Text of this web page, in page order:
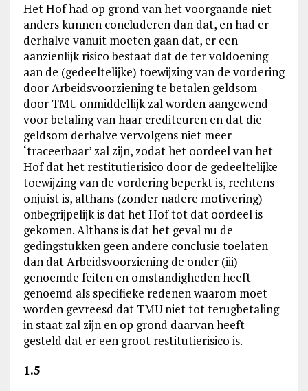
Het Hof had op grond van het voorgaande niet
anders kunnen concluderen dan dat, en had er
derhalve vanuit moeten gaan dat, er een
aanzienlijk risico bestaat dat de ter voldoening
aan de (gedeeltelijke) toewijzing van de vordering
door Arbeidsvoorziening te betalen geldsom
door TMU onmiddellijk zal worden aangewend
voor betaling van haar crediteuren en dat die
geldsom derhalve vervolgens niet meer
‘traceerbaar’ zal zijn, zodat het oordeel van het
Hof dat het restitutierisico door de gedeeltelijke
toewijzing van de vordering beperkt is, rechtens
onjuist is, althans (zonder nadere motivering)
onbegrijpelijk is dat het Hof tot dat oordeel is
gekomen. Althans is dat het geval nu de
gedingstukken geen andere conclusie toelaten
dan dat Arbeidsvoorziening de onder (iii)
genoemde feiten en omstandigheden heeft
genoemd als specifieke redenen waarom moet
worden gevreesd dat TMU niet tot terugbetaling
in staat zal zijn en op grond daarvan heeft
gesteld dat er een groot restitutierisico is.
1.5